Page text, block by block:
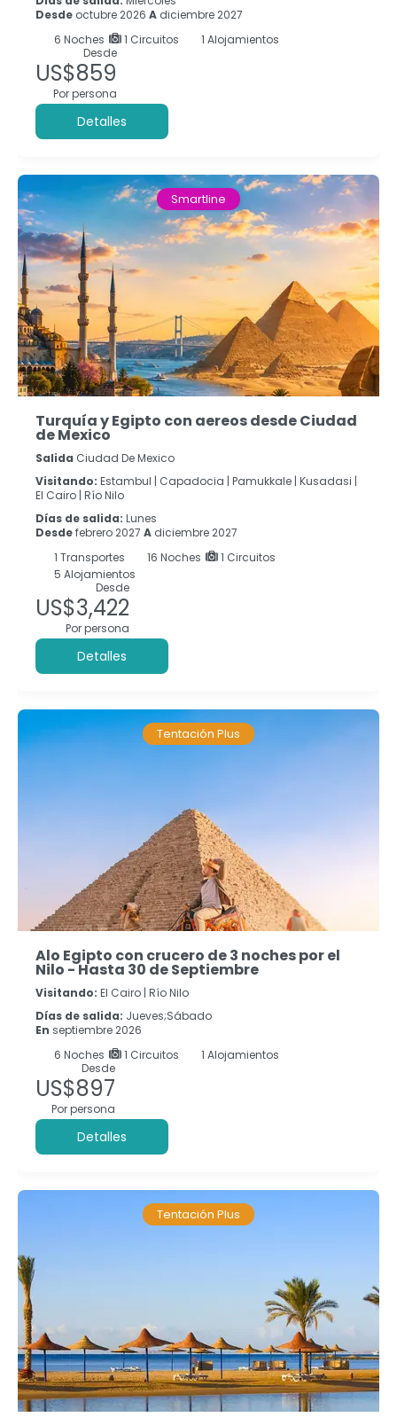
Desde octubre 2026 A diciembre 2027
6 Noches 1 Circuitos
1 Alojamientos
Desde
US$859
Por persona
Detalles
Smartline
Turquía y Egipto con aereos desde Ciudad
de Mexico
Salida Ciudad De Mexico
Visitando: Estambul | Capadocia | Pamukkale | Kusadasi |
El Cairo | Río Nilo
Días de salida: Lunes
Desdefebrero 2027 A diciembre 2027
1 Transportes 16 Noches
1 Circuitos
5 Alojamientos
Desde
US$3,422
Por persona
Detalles
Tentación Plus
Alo Egipto con crucero de 3 noches por el
Nilo - Hasta 30 de Septiembre
Visitando: El Cairo | Río Nilo
Días de salida: Jueves;Sábado
En septiembre 2026
6 Noches 1 Circuitos
1 Alojamientos
Desde
US$897
Por persona
Detalles
Tentación Plus